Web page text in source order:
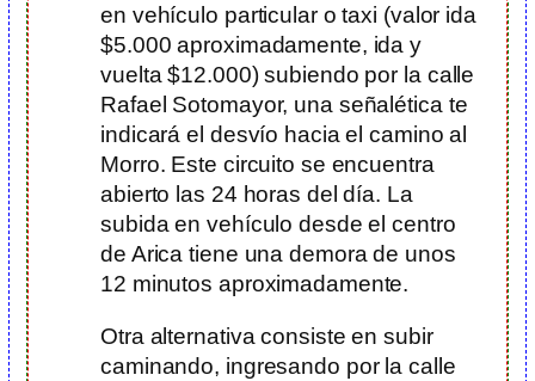
en vehículo particular o taxi (valor ida
$5.000 aproximadamente, ida y
vuelta $12.000) subiendo por la calle
Rafael Sotomayor, una señalética te
indicará el desvío hacia el camino al
Morro. Este circuito se encuentra
abierto las 24 horas del día. La
subida en vehículo desde el centro
de Arica tiene una demora de unos
12 minutos aproximadamente.
Otra alternativa consiste en subir
caminando, ingresando por la calle